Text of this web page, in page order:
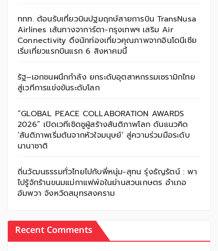
ททท. ต้อนรับเที่ยวบินปฐมฤกษ์สายการบิน TransNusa
Airlines เส้นทางจาการ์ตา-กรุงเทพฯ เสริม Air
Connectivity ดึงนักท่องเที่ยวคุณภาพจากอินโดนีเซีย
เริ่มเที่ยวแรกบินแรก 6 สิงหาคมนี้
รัฐ–เอกชนผนึกกำลัง ยกระดับอุตสาหกรรมเซรามิกไทย
สู่เวทีการแข่งขันระดับโลก
“GLOBAL PEACE COLLABORATION AWARDS
2026” เปิดเวทีเชิดชูผู้สร้างสันติภาพโลก ดันแนวคิด
‘สันติภาพเริ่มต้นจากหัวใจมนุษย์’ สู่ความร่วมมือระดับ
นานาชาติ
ถิ่นวัฒนธรรมทั่วไทยไปกับพี่หนุ่ม-สุทน รุ่งธัญรัตน์ : พา
ไปรู้จักร้านขนมแม่กาแฟพ่อในย่านสวนเกษตร อำเภอ
อัมพวา จังหวัดสมุทรสงคราม
Recent Comments